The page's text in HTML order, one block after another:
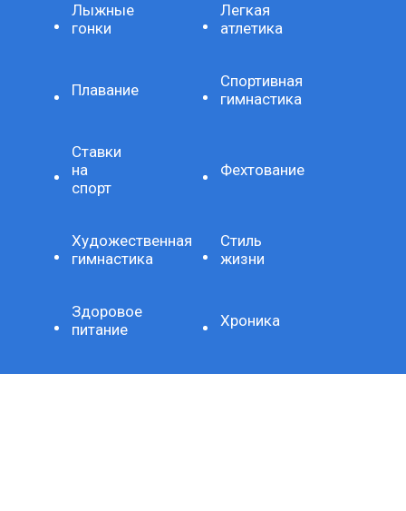
Лыжные
гонки
Легкая
атлетика
Плавание
Спортивная
гимнастика
Ставки
на
спорт
Фехтование
Художественная
гимнастика
Стиль
жизни
Здоровое
питание
Хроника